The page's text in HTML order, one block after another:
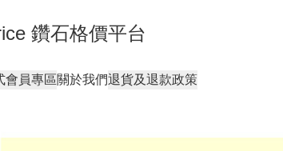
鑽石格價平台
會員專區關於我們退貨及退款政策